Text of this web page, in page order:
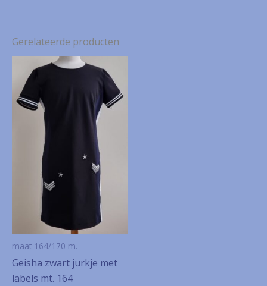
Gerelateerde producten
maat 164/170 m.
Geisha zwart jurkje met
labels mt. 164